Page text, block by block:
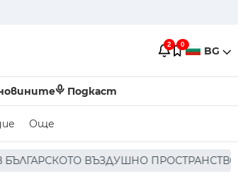
2 0 BG
Подкаст
Още
ПРОСТРАНСТВО * * * НЯМА